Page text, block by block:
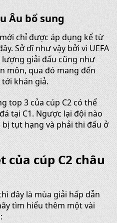
Âu bổ sung
chỉ được áp dụng kể từ
Sở dĩ như vậy bởi vì UEFA
giải đấu cũng như
môn, qua đó mang đến
khán giả.
top 3 của cúp C2 có thể
tại C1. Ngược lại đội nào
tụt hạng và phải thi đấu ở
của cúp C2 châu
đây là mùa giải hấp dẫn
tìm hiểu thêm một vài